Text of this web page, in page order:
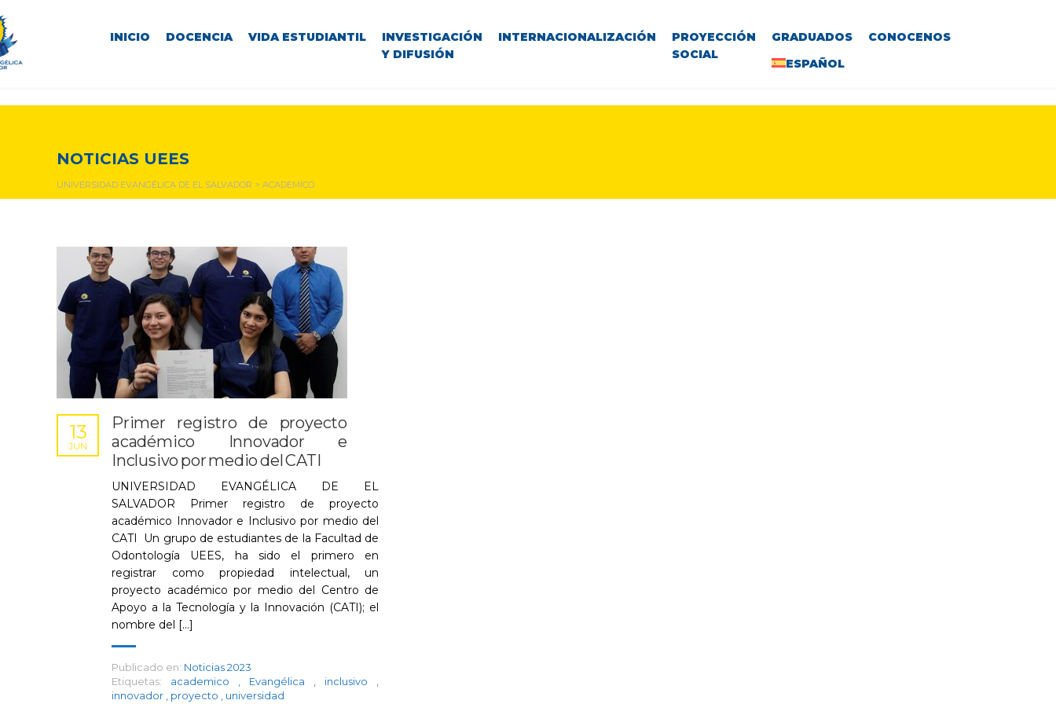
INICIO DOCENCIA VIDA ESTUDIANTIL
INVESTIGACIÓN
Y DIFUSIÓN
INTERNACIONALIZACIÓN
PROYECCIÓN
SOCIAL
GRADUADOS
CONOCENOS
ESPAÑOL
NOTICIAS UEES
UNIVERSIDAD EVANGÉLICA DE EL SALVADOR > ACADEMICO
Primer registro de proyecto
académico Innovador e
Inclusivo por medio del CATI
13
JUN
UNIVERSIDAD EVANGÉLICA DE EL
SALVADOR Primer registro de proyecto
académico Innovador e Inclusivo por medio del
CATI Un grupo de estudiantes de la Facultad de
Odontología UEES, ha sido el primero en
registrar como propiedad intelectual, un
proyecto académico por medio del Centro de
Apoyo a la Tecnología y la Innovación (CATI); el
nombre del [...]
Publicado en: Noticias 2023
Etiquetas:
academico Evangélica inclusivo
innovador
proyecto universidad